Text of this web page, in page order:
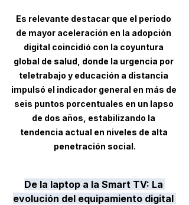
Es relevante destacar que el periodo
de mayor aceleración en la adopción
digital coincidió con la coyuntura
global de salud, donde la urgencia por
teletrabajo y educación a distancia
impulsó el indicador general en más de
seis puntos porcentuales en un lapso
de dos años, estabilizando la
tendencia actual en niveles de alta
penetración social.
De la laptop a la Smart TV: La
evolución del equipamiento digital